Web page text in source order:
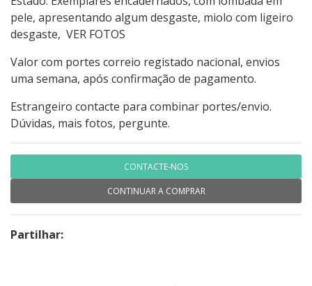
pele, apresentando algum desgaste, miolo com ligeiro
desgaste, VER FOTOS
Valor com portes correio registado nacional, envios
uma semana, após confirmação de pagamento.
Estrangeiro contacte para combinar portes/envio.
Dúvidas, mais fotos, pergunte.
CONTACTE-NOS
CONTINUAR A COMPRAR
Partilhar: